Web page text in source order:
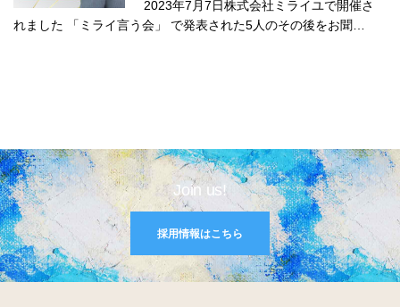
2023年7月7日株式会社ミライユで開催さ
れました 「ミライ言う会」 で発表された5人のその後をお聞…
Join us!
採用情報はこちら